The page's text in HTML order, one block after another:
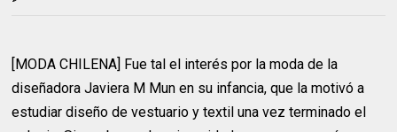
[MODA CHILENA] Fue tal el interés por la moda de la
diseñadora Javiera M Mun en su infancia, que la motivó a
estudiar diseño de vestuario y textil una vez terminado el